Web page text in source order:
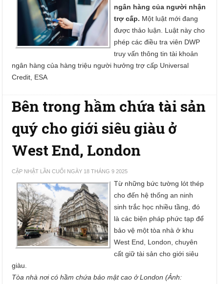
ngân hàng của người nhận
trợ cấp. Một luật mới đang
được thảo luận. Luật này cho
phép các điều tra viên DWP
truy vấn thông tin tài khoản
ngân hàng của hàng triệu người hưởng trợ cấp Universal
Credit, ESA
Bên trong hầm chứa tài sản
quý cho giới siêu giàu ở
West End, London
CẬP NHẬT LẦN CUỐI NGÀY 18 THÁNG 9 2025
Từ những bức tường lót thép
cho đến hệ thống an ninh
sinh trắc học nhiều tầng, đó
là các biện pháp phức tạp để
bảo vệ một tòa nhà ở khu
West End, London, chuyên
cất giữ tài sản cho giới siêu
giàu.
Tòa nhà nơi có hầm chứa bảo mật cao ở London (Ảnh: